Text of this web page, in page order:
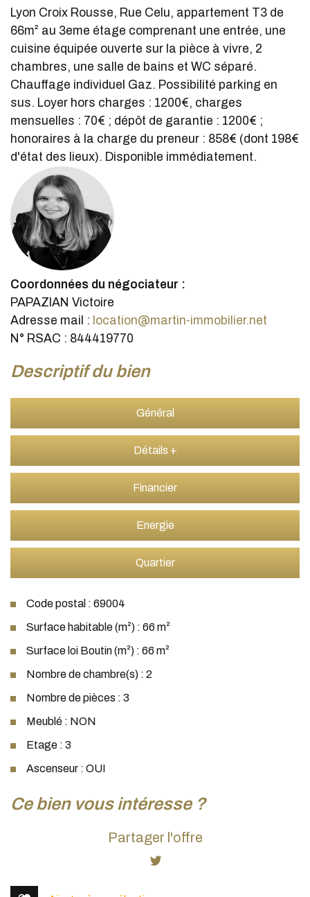
Lyon Croix Rousse, Rue Celu, appartement T3 de
66m² au 3eme étage comprenant une entrée, une
cuisine équipée ouverte sur la pièce à vivre, 2
chambres, une salle de bains et WC séparé.
Chauffage individuel Gaz. Possibilité parking en
sus. Loyer hors charges : 1200€, charges
mensuelles : 70€ ; dépôt de garantie : 1200€ ;
honoraires à la charge du preneur : 858€ (dont 198€
d'état des lieux). Disponible immédiatement.
Coordonnées du négociateur :
PAPAZIAN Victoire
Adresse mail : location@martin-immobilier.net
N° RSAC : 844419770
descriptif du bien
Général
Détails +
Financier
Energie
Quartier
Code postal : 69004
Surface habitable (m²) : 66 m²
Surface loi Boutin (m²) : 66 m²
Nombre de chambre(s) : 2
Nombre de pièces : 3
Meublé : NON
Etage : 3
Ascenseur : OUI
la ville de lyon (69004)
ce bien vous intéresse ?
Partager l'offre